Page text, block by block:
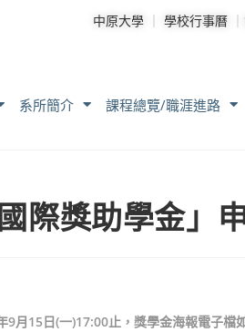
中原大學 ｜ 學校行事曆 ｜
系所簡介 課程總覽/職涯進路
際獎助學金」
月15日(一)17:00止，獎學金海報電子檔